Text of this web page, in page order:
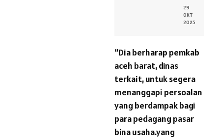
29
OKT
2025
“Dia berharap pemkab
aceh barat, dinas
terkait, untuk segera
menanggapi persoalan
yang berdampak bagi
para pedagang pasar
bina usaha.yang